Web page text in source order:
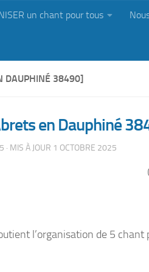
un chant pour tous
DAUPHINÉ 38490]
en Dauphiné
· MIS À JOUR 1 OCTOBRE 2025
l’organisation de 5 chant